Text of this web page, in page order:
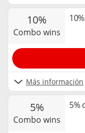
10%
combo wins
Más información
5%
combo wins
5%